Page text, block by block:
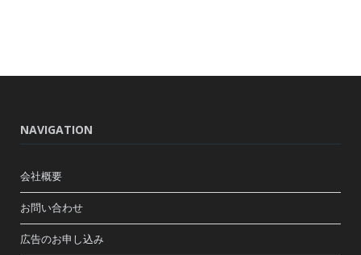
NAVIGATION
会社概要
お問い合わせ
広告のお申し込み